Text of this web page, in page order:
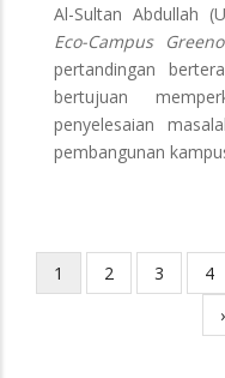
Al-Sultan Abdullah
Eco-Campus
pertandingan
bertujuan
penyelesaian
pembangunan
Pagination
Current
page
1 Page
2 Page
3 4